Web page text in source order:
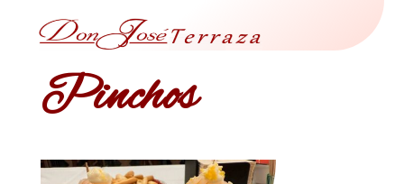
Pinchos